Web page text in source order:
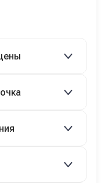
взносе 35–50%.